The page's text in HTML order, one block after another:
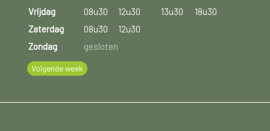
Vrijdag
08u30 12u30 13u30
18u30
Zaterdag
08u30
12u30
Zondag
gesloten
Volgende week